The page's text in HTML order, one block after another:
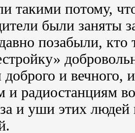
такими потому,
были заняты
позабыли, кто
и вечного,
и радиостанциям
и уши этих